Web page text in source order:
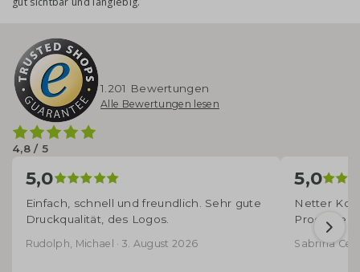
4,8 / 5
1.201 Bewertungen
Alle Bewertungen lesen
5,0
Einfach, schnell und freundlich. Sehr gute
Druckqualität, des Logos.
Rudolph, Michael · 3. August 2026
5,0
Netter
Produkte -
Sabrina